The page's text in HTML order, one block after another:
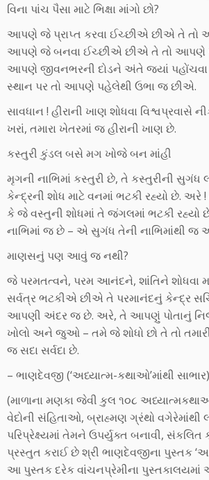
વિના પાંચ પૈસા માટે ભિક્ષા માંગો છો?
આપણે જે પ્રાપ્ત કરવા ઈચ્છીએ છીએ તે તો
આપણે જે બનવા ઈચ્છીએ છીએ તે તો આપણે
આપણે જીવનભરની દોડને અંતે જ્યાં
સ્થાન પર તો આપણે પહેલેથી ઉભા જ છીએ.
સાવધાન ! હીરાની ખાણ શોધવા વિશ્વપ્રવાસે
ખરાં, તમારા ખેતરમાં જ હીરાની ખાણ છે.
કસ્તુરી કુંડલ બસે મગ ખોજે બન માંહી
મૃગની નાભિમાં કસ્તુરી છે, તે કસ્તુરીની
કેન્દ્રની શોધ માટે વનમાં ભટકી રહ્યો છે. અરે
કે જે વસ્તુની શોધમાં તે જંગલમાં ભટકી રહ્યો છે
નાભિમાં જ છે – એ સુગંધ તેની નાભિમાંથી જ
માણસનું પણ આવું જ નથી?
જે પરમતત્વને, પરમ આનંદને, શાંતિને શોધવા
સર્વત્ર ભટકીએ છીએ તે પરમાનંદનું કેન્દ્ર
આપણી અંદર જ છે. અરે, તે આપણું પોતાનું
ખોલો અને જુઓ – તમે જે શોધો છો તે તો
જ સદા સર્વદા છે.
– ભાણદેવજી (‘અધ્યાત્મ-કથાઓ’માંથી સાભાર)
(માળાના મણકા જેવી કુલ ૧૦૮
વેદોની સંહિતાઓ, બ્રાહ્મણ ગ્રંથો
પરિપ્રેક્ષ્યમાં તેમને ઉપર્યુક્ત બનાવી, સંકલિત
પ્રસ્તુત કરાઈ છે શ્રી ભાણદેવજીના પુસ્તક
આ પુસ્તક દરેક વાંચનપ્રેમીના